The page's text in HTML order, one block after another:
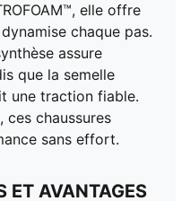
elle offre
chaque pas.
assure
que la semelle
une traction fiable.
ces chaussures
sans effort.
ET AVANTAGES